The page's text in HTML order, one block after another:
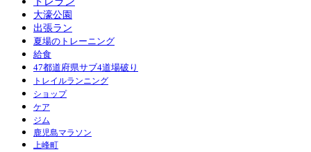
大濠公園
出張ラン
夏場のトレーニング
給食
47都道府県サブ4道場破り
トレイルランニング
ショップ
ケア
ジム
鹿児島マラソン
上峰町